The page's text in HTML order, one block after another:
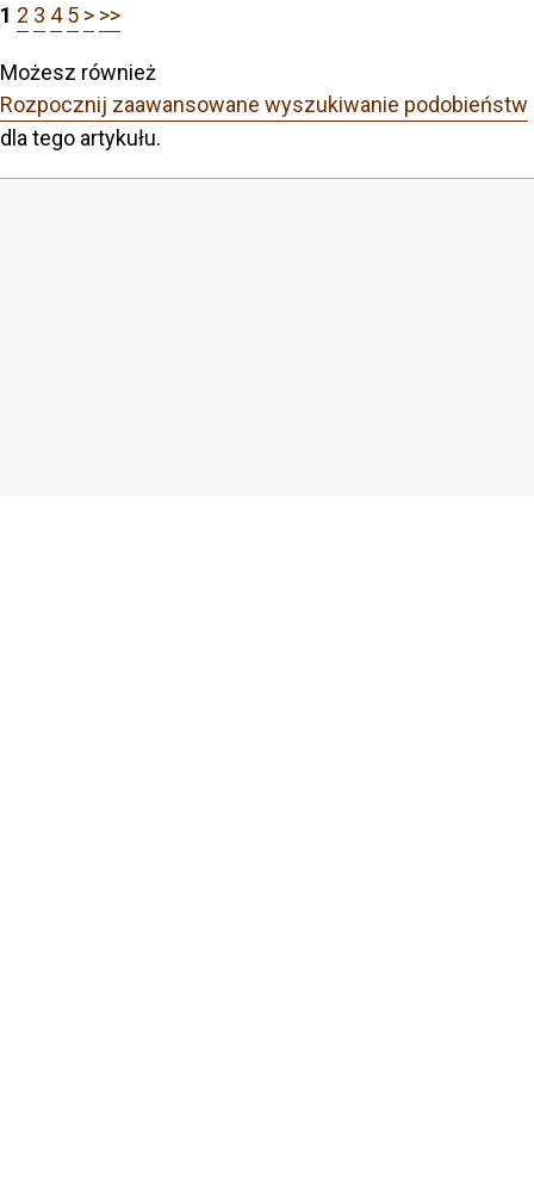
1 2 3 4 5 > >>
Możesz również
Rozpocznij zaawansowane wyszukiwanie podobieństw
dla tego artykułu.